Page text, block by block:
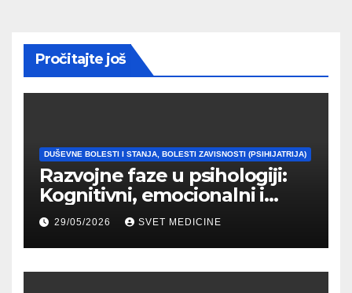
Pročitajte još
DUŠEVNE BOLESTI I STANJA, BOLESTI ZAVISNOSTI (PSIHIJATRIJA)
Razvojne faze u psihologiji:
Kognitivni, emocionalni i
moralni razvoj čoveka
29/05/2026 SVET MEDICINE